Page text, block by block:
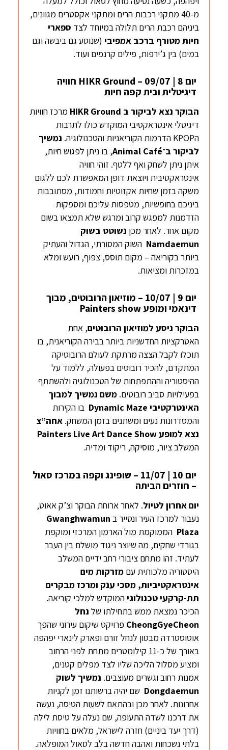
מ-40 מתקני רכבות הרים ומתקני אקסטרים מגוונים,
ביניהם רכבת הרים תלולה במיוחד לצד ספארי
חיות מטורף ברכב אמפיבי (שנוסע גם ביבשה וגם
במים) בין ג’ירפות, פילים קרנפים ועוד.
יום 8 | 09/07 – HIKR Ground חוויה
דיגיטלית ובית קפה חיות
הבוקר נצא לביקור ב HIKR Ground מרכז חוויות
דיגיטלי אינטראקטיבי המוקדש כולו לתרבות
הKPOP הדרמות הקוריאניות והטכנולוגיה.
נמשיך
לביקור ב־Animal Café, בו ניתן לפגוש חיות,
איתן ניתן לשחק ואף ללטף. זוהי חוויה
אינטראקטיבית ויוצאת דופן המאפשרת לכם ללגום
משקה בזמן שחיות אקזוטיות וחמודות, מסתובבות
ביניכם בחופשיות, מטפסות עליכם ומספקות
הזדמנות למפגש קרוב ומרגש שלא תמצאו בשום
מקום אחר. לאחר מכן נשוטט בשוק
Namdaemun השוק המסורתי, הגדול והעתיק
ביותר בקוריאה – מקום תוסס, צפוף, רועש ומלא
במזכרות ומציאות.
יום 9 | 10/07 – מוזיאון הרובוטים, מבוך
דינאמי ומופע Painters show
הבוקר ניסע למוזיאון הרובוטים, אחת
האטרקציות החדשניות ביותר בבירה הקוריאנית, בו
תוכלו לקבל הצצה מרתקת לעולם הרובוטיקה
המתקדם, להכיר רובוטים בפעולה, ללמוד על
ההיסטוריה וההתפתחות של הטכנולוגיה ולהשתתף
בפעילויות סביב רובוטים.משם נמשיך למבוך
האינטרקטיבי Dynamic Maze בו הקירות
והמסדרונות נעים ומשתנים בזמן המשחק.אחה”צ
נצא למופעPainters Live Art Dance Show
המשלב ציור, מוסיקה, ריקוד ומדיה.
יום 10 | 11/07 – שופינג וקפה במרכז סאול
– חוזרים הביתה
יום אחרון לטיול. לאחר ארוחת הבוקר וצ’ק אאוט,
נעבור למרכז העיר ונסייר ב Gwanghwamun
Plaza הממוקמת מול הארמון המרכזי ומוקפת
בגורדי שחקים, מה שיוצר ניגוד מושלם בין העבר
לעתיד. זהו מתחם ציבורי רחב ידיים המשלב
היסטוריה מלכותית עםמזרקות מים
אינטראקטיביות, מסכי ענק ומרכז מבקרים
תת-קרקעי טכנולוגיהמוקדש למלכי קוריאה.
הכיכר נמצאת ממש בתחילתו של נחל
CheongGyeCheon פרויקט שיקום עירוני שהפך
אוטוסטרדה מבטון לנחל זורם ופארק לינארי יפהפה
באורך של כ-11 קילומטרים מתחת לפני הרחוב
ומציע מסלול הליכה שליו לצד מפלים קטנים,
אמנות רחוב וגשרים מעוצבים. נמשיך לשוק
Dongdaemun שם יהיה ברשותנו זמן לקניות
אחרונות. לאחר מכן ובהתאם לשעות הטיסה, נעשה
את דרכנו לשדה התעופה, שם נעלה על טיסת לילה
(דרך יעד ביניים) חזרה לישראל, מלאים בחוויות
בלתי נשכחות ואהבה חדשה בלב לסאול המופלאה.